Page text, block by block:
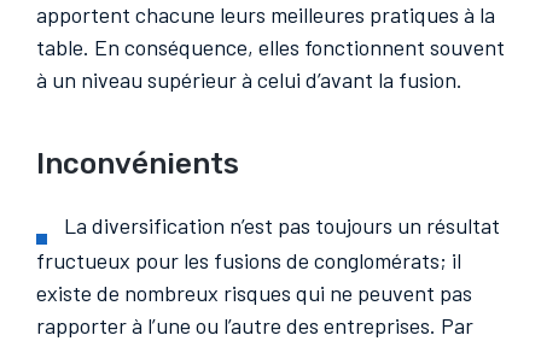
apportent chacune leurs meilleures pratiques à la
table. En conséquence, elles fonctionnent souvent
à un niveau supérieur à celui d’avant la fusion.
Inconvénients
La diversification n’est pas toujours un résultat
fructueux pour les fusions de conglomérats; il
existe de nombreux risques qui ne peuvent pas
rapporter à l’une ou l’autre des entreprises. Par